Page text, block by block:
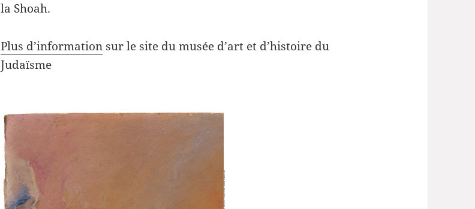
la Shoah.
Plus d’information sur le site du musée d’art et d’histoire du
Judaïsme